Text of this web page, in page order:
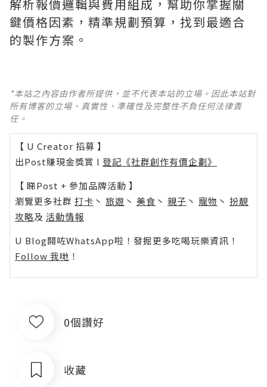
解析報價邏輯與費用組成，幫助你掌握關
鍵價格因素，精準規劃預算，找到最適合
的製作方案。
*本站之內容由作者所提供，並不代表本站的立場。因此本站對
所有博客的立場、真實性、準確性及完整性不負任何法律責
任。
【 U Creator 招募 】
出Post賺現金獎賞 l 登記《社群創作有價企劃》
【 睇Post + 參加品牌活動 】
瀏覽更多社群 打卡 丶 旅遊 丶 美食 丶 親子 丶 寵物 丶 扮靚
攻略及 活動情報
U Blog開咗WhatsApp啦！發掘更多吃喝玩樂資訊！
Follow 我哋 ！
0個讚好
收藏